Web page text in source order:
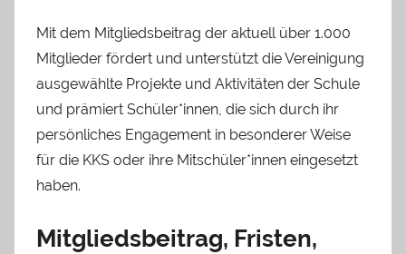
Mit dem Mitgliedsbeitrag der aktuell über 1.000
Mitglieder fördert und unterstützt die Vereinigung
ausgewählte Projekte und Aktivitäten der Schule
und prämiert Schüler*innen, die sich durch ihr
persönliches Engagement in besonderer Weise
für die KKS oder ihre Mitschüler*innen eingesetzt
haben.
Mitgliedsbeitrag, Fristen,